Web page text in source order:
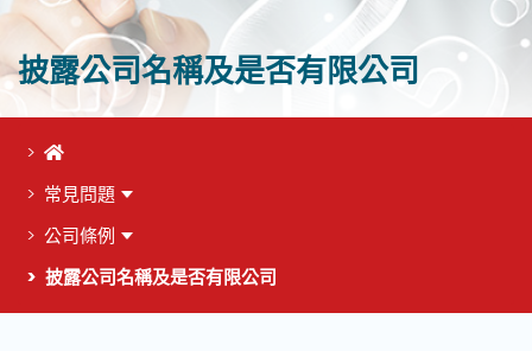
披露公司名稱及是否有限公司
首頁
常見問題
公司條例
披露公司名稱及是否有限公司